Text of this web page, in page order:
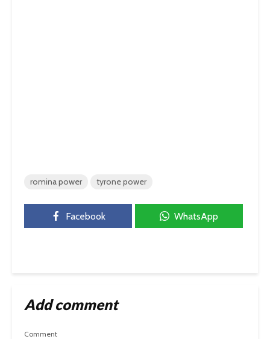
romina power tyrone power
Facebook WhatsApp
Add comment
Comment